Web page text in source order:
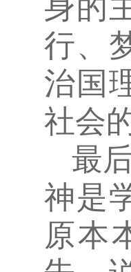
身的
行、
治国
社会
最
神是
原本